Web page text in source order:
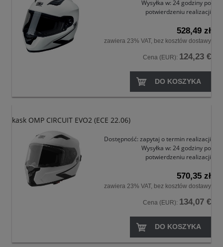
Wysyłka w: 24 godziny po
potwierdzeniu realizacji
528,49 zł
zawiera 23% VAT, bez kosztów dostawy
Cena (EUR): 124,23 €
DO KOSZYKA
kask OMP CIRCUIT EVO2 (ECE 22.06)
Dostępność: zapytaj o termin realizacji
Wysyłka w: 24 godziny po
potwierdzeniu realizacji
570,35 zł
zawiera 23% VAT, bez kosztów dostawy
Cena (EUR): 134,07 €
DO KOSZYKA